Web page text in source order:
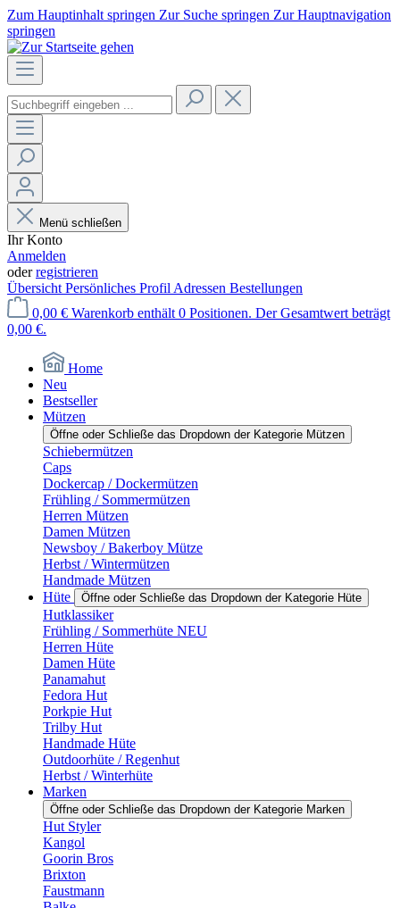
Zum Hauptinhalt springen Zur Suche springen Zur Hauptnavigation
springen
Menü schließen
Ihr Konto
Anmelden
oderregistrieren
Übersicht Persönliches Profil Adressen Bestellungen
0,00 € Warenkorb enthält 0 Positionen. Der Gesamtwert beträgt
0,00 €.
Home
Neu
Bestseller
Mützen
Öffne oder Schließe das Dropdown der Kategorie Mützen
Schiebermützen
Caps
Dockercap / Dockermützen
Frühling / Sommermützen
Herren Mützen
Damen Mützen
Newsboy / Bakerboy Mütze
Herbst / Wintermützen
Handmade Mützen
Hüte
Öffne oder Schließe das Dropdown der Kategorie Hüte
Hutklassiker
Frühling / Sommerhüte NEU
Herren Hüte
Damen Hüte
Panamahut
Fedora Hut
Porkpie Hut
Trilby Hut
Handmade Hüte
Outdoorhüte / Regenhut
Herbst / Winterhüte
Marken
Öffne oder Schließe das Dropdown der Kategorie Marken
Hut Styler
Kangol
Goorin Bros
Brixton
Faustmann